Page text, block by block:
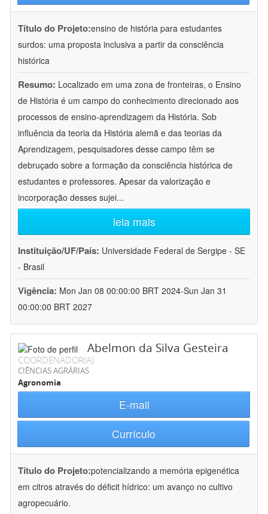
Título do Projeto:ensino de história para estudantes
surdos: uma proposta inclusiva a partir da consciência
histórica
Resumo: Localizado em uma zona de fronteiras, o Ensino
de História é um campo do conhecimento direcionado aos
processos de ensino-aprendizagem da História. Sob
influência da teoria da História alemã e das teorias da
Aprendizagem, pesquisadores desse campo têm se
debruçado sobre a formação da consciência histórica de
estudantes e professores. Apesar da valorização e
incorporação desses sujei...
leia mais
Instituição/UF/País: Universidade Federal de Sergipe - SE
- Brasil
Vigência: Mon Jan 08 00:00:00 BRT 2024-Sun Jan 31
00:00:00 BRT 2027
Abelmon da Silva Gesteira
COORDENADOR(A)
CIÊNCIAS AGRÁRIAS
Agronomia
E-mail
Currículo
Título do Projeto:potencializando a memória epigenética
em citros através do déficit hídrico: um avanço no cultivo
agropecuário.